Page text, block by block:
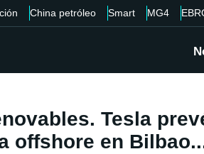
China petróleo Smart MG4
Tesla
offshore en